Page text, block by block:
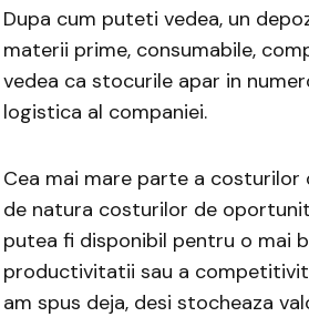
Dupa cum puteti vedea, un
materii prime, consumabile,
vedea ca stocurile apar in
logistica al companiei.
Cea mai mare parte a
de natura costurilor de
putea fi disponibil pentru o mai
productivitatii sau a
am spus deja, desi stocheaza